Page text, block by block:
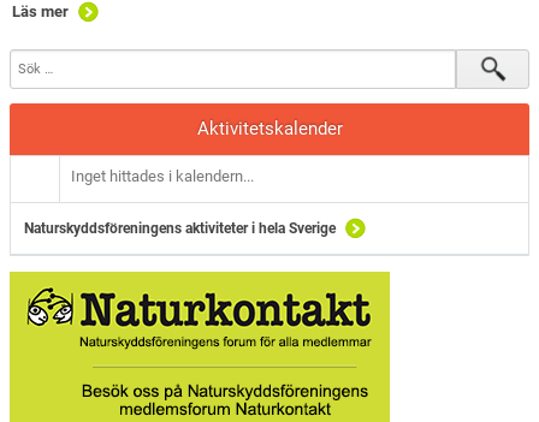
Läs mer
Aktivitetskalender
Inget hittades i kalendern...
Naturskyddsföreningens aktiviteter i hela Sverige